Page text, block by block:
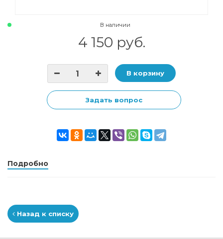
В наличии
4 150 руб.
В корзину
Задать вопрос
Подробно
Назад к списку